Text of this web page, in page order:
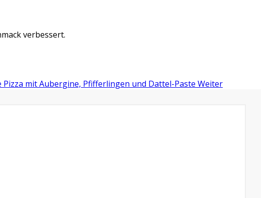
verbessert.
mit Aubergine, Pfifferlingen und Dattel-Paste Weiter